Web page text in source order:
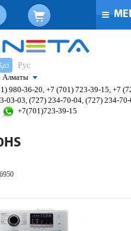
Рус
Алматы
980-36-20, +7 (701) 723-39-15, +7
03-03, (727) 234-70-04, (727) 234-
+7(701)723-39-15